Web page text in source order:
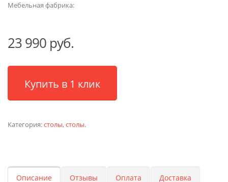
Мебельная фабрика:
23 990 руб.
Купить в 1 клик
Категория:столы,столы.
Описание Отзывы Оплата Доставка